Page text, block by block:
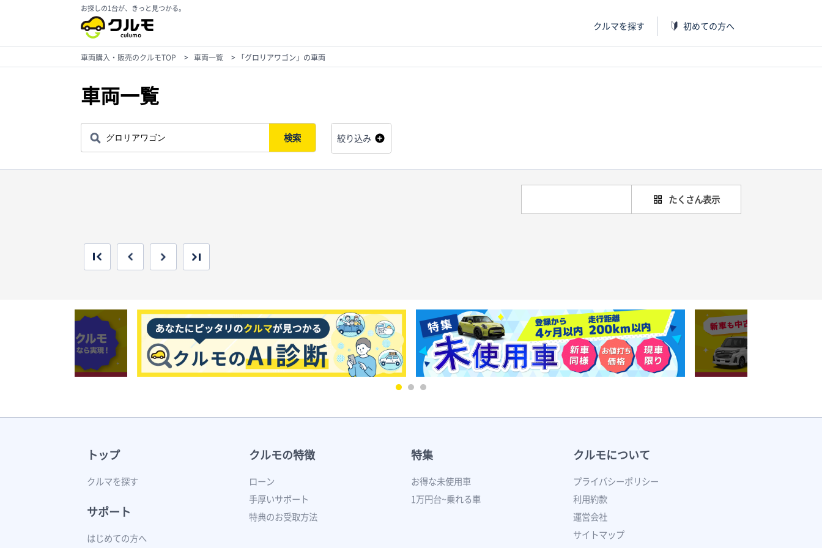
お探しの1台が、きっと見つかる。
クルマを探す 初めての方へ
車両購入・販売のクルモTOP > 車両一覧 > 「グロリアワゴン」の車両
車両一覧
検索 絞り込み
たくさん表示
トップ
クルマを探す
サポート
はじめての方へ
クルモの特徴
ローン
手厚いサポート
特典のお受取方法
特集
お得な未使用車
1万円台~乗れる車
クルモについて
プライバシーポリシー
利用約款
運営会社
サイトマップ